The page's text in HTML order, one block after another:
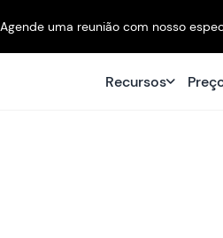
Agende uma reunião com nosso
Recursos